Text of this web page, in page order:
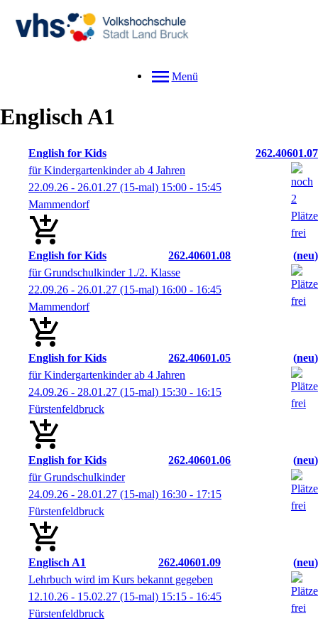
Menü
Englisch A1
English for Kids
262.40601.07
für Kindergartenkinder ab 4 Jahren
22.09.26 - 26.01.27 (15-mal) 15:00 - 15:45
Mammendorf
English for Kids 262.40601.08
neu
für Grundschulkinder 1./2. Klasse
22.09.26 - 26.01.27 (15-mal) 16:00 - 16:45
Mammendorf
English for Kids 262.40601.05
neu
für Kindergartenkinder ab 4 Jahren
24.09.26 - 28.01.27 (15-mal) 15:30 - 16:15
Fürstenfeldbruck
English for Kids 262.40601.06
neu
für Grundschulkinder
24.09.26 - 28.01.27 (15-mal) 16:30 - 17:15
Fürstenfeldbruck
Englisch A1 262.40601.09
neu
Lehrbuch wird im Kurs bekannt gegeben
12.10.26 - 15.02.27 (15-mal) 15:15 - 16:45
Fürstenfeldbruck